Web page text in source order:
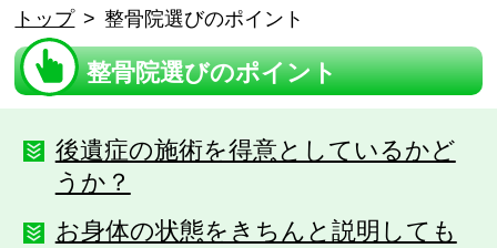
トップ 整骨院選びのポイント
整骨院選びのポイント
後遺症の施術を得意としているかど
うか？
お身体の状態をきちんと説明しても